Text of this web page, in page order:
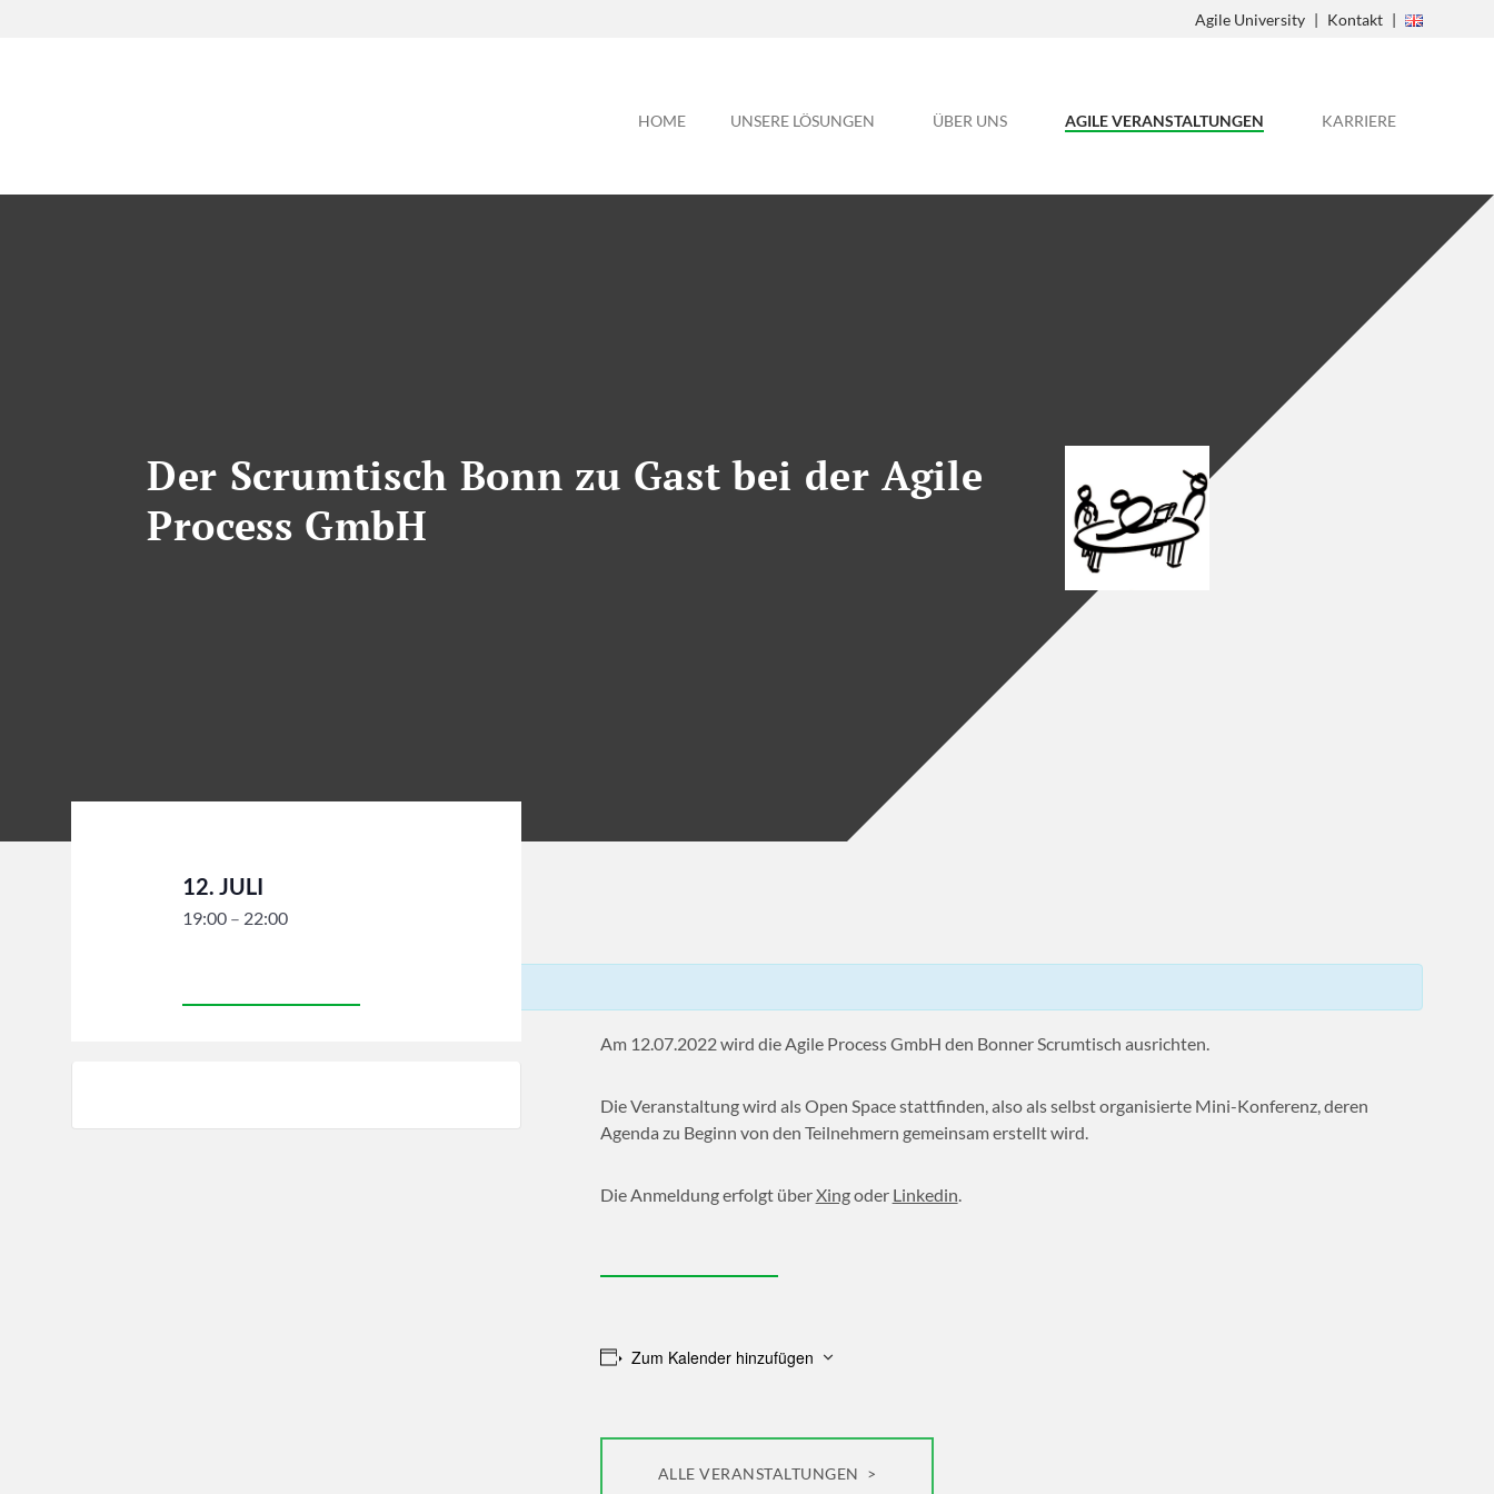
Agile University Kontakt
HOME UNSERE LÖSUNGEN ÜBER UNS AGILE VERANSTALTUNGEN KARRIERE
Der Scrumtisch Bonn zu Gast bei der Agile
Process GmbH
12. JULI
19:00 – 22:00
Am 12.07.2022 wird die Agile Process GmbH den Bonner Scrumtisch ausrichten.
Die Veranstaltung wird als Open Space stattfinden, also als selbst organisierte Mini-Konferenz, deren
Agenda zu Beginn von den Teilnehmern gemeinsam erstellt wird.
Die Anmeldung erfolgt überXingoder Linkedin
Zum Kalender hinzufügen
ALLE VERANSTALTUNGEN